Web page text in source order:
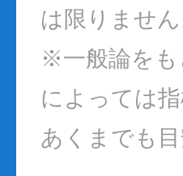
は限りませ
※一般論をも
によっては
あくまでも